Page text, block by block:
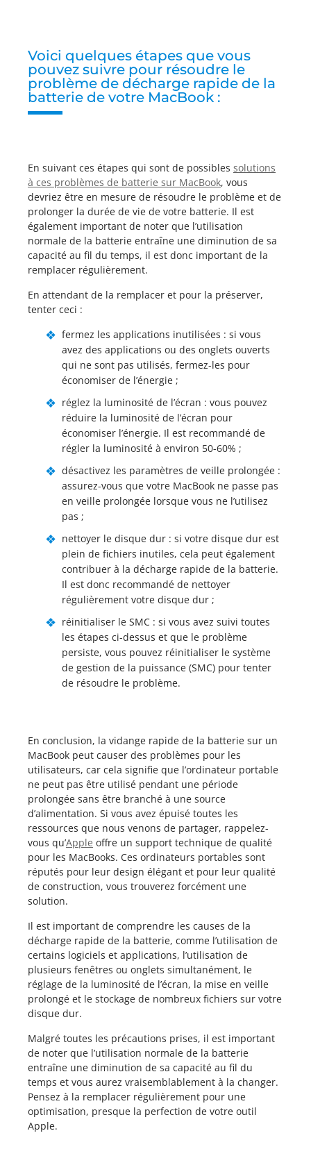
Voici quelques étapes que vous
pouvez suivre pour résoudre le
problème de décharge rapide de la
batterie de votre MacBook :
En suivant ces étapes qui sont de possibles solutions
à ces problèmes de batterie sur MacBook, vous
devriez être en mesure de résoudre le problème et de
prolonger la durée de vie de votre batterie. Il est
également important de noter que l’utilisation
normale de la batterie entraîne une diminution de sa
capacité au fil du temps, il est donc important de la
remplacer régulièrement.
En attendant de la remplacer et pour la préserver,
tenter ceci :
fermez les applications inutilisées : si vous
avez des applications ou des onglets ouverts
qui ne sont pas utilisés, fermez-les pour
économiser de l’énergie ;
réglez la luminosité de l’écran : vous pouvez
réduire la luminosité de l’écran pour
économiser l’énergie. Il est recommandé de
régler la luminosité à environ 50-60% ;
désactivez les paramètres de veille prolongée :
assurez-vous que votre MacBook ne passe pas
en veille prolongée lorsque vous ne l’utilisez
pas ;
nettoyer le disque dur : si votre disque dur est
plein de fichiers inutiles, cela peut également
contribuer à la décharge rapide de la batterie.
Il est donc recommandé de nettoyer
régulièrement votre disque dur ;
réinitialiser le SMC : si vous avez suivi toutes
les étapes ci-dessus et que le problème
persiste, vous pouvez réinitialiser le système
de gestion de la puissance (SMC) pour tenter
de résoudre le problème.
En conclusion, la vidange rapide de la batterie sur un
MacBook peut causer des problèmes pour les
utilisateurs, car cela signifie que l’ordinateur portable
ne peut pas être utilisé pendant une période
prolongée sans être branché à une source
d’alimentation. Si vous avez épuisé toutes les
ressources que nous venons de partager, rappelez-
vous qu’Apple offre un support technique de qualité
pour les MacBooks. Ces ordinateurs portables sont
réputés pour leur design élégant et pour leur qualité
de construction, vous trouverez forcément une
solution.
Il est important de comprendre les causes de la
décharge rapide de la batterie, comme l’utilisation de
certains logiciels et applications, l’utilisation de
plusieurs fenêtres ou onglets simultanément, le
réglage de la luminosité de l’écran, la mise en veille
prolongé et le stockage de nombreux fichiers sur votre
disque dur.
Malgré toutes les précautions prises, il est important
de noter que l’utilisation normale de la batterie
entraîne une diminution de sa capacité au fil du
temps et vous aurez vraisemblablement à la changer.
Pensez à la remplacer régulièrement pour une
optimisation, presque la perfection de votre outil
Apple.